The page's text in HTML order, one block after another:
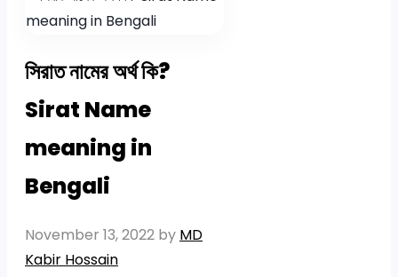
সিরাত নামের অর্থ কি?
Sirat Name
meaning in
Bengali
November 13, 2022 by MD
Kabir Hossain